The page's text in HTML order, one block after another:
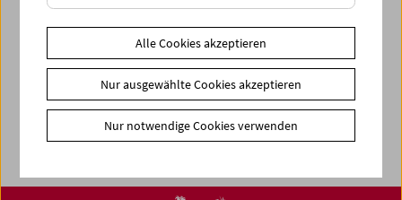
Newsletter
Fotos unserer Gäste
Gästebuch
Alle Cookies akzeptieren
Nur ausgewählte Cookies akzeptieren
Nur notwendige Cookies verwenden